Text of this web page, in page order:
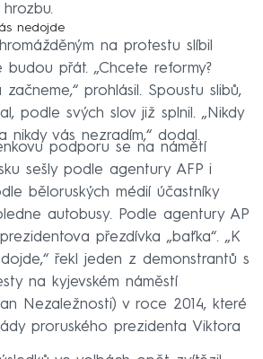
nedojde
na protestu slíbil
budou přát. „Chcete reformy?
začneme,“ prohlásil. Spoustu slibů,
podle svých slov již splnil. „Nikdy
nikdy vás nezradím,“ dodal.
podporu se na námětí
sešly podle agentury AFP i
běloruských médií účastníky
autobusy. Podle agentury AP
přezdívka „baťka“. „K
řekl jeden z demonstrantů s
na kyjevském náměstí
Nezaležnosti) v roce 2014, které
proruského prezidenta Viktora